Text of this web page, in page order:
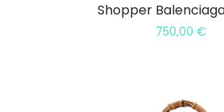
Shopper
750,00 €